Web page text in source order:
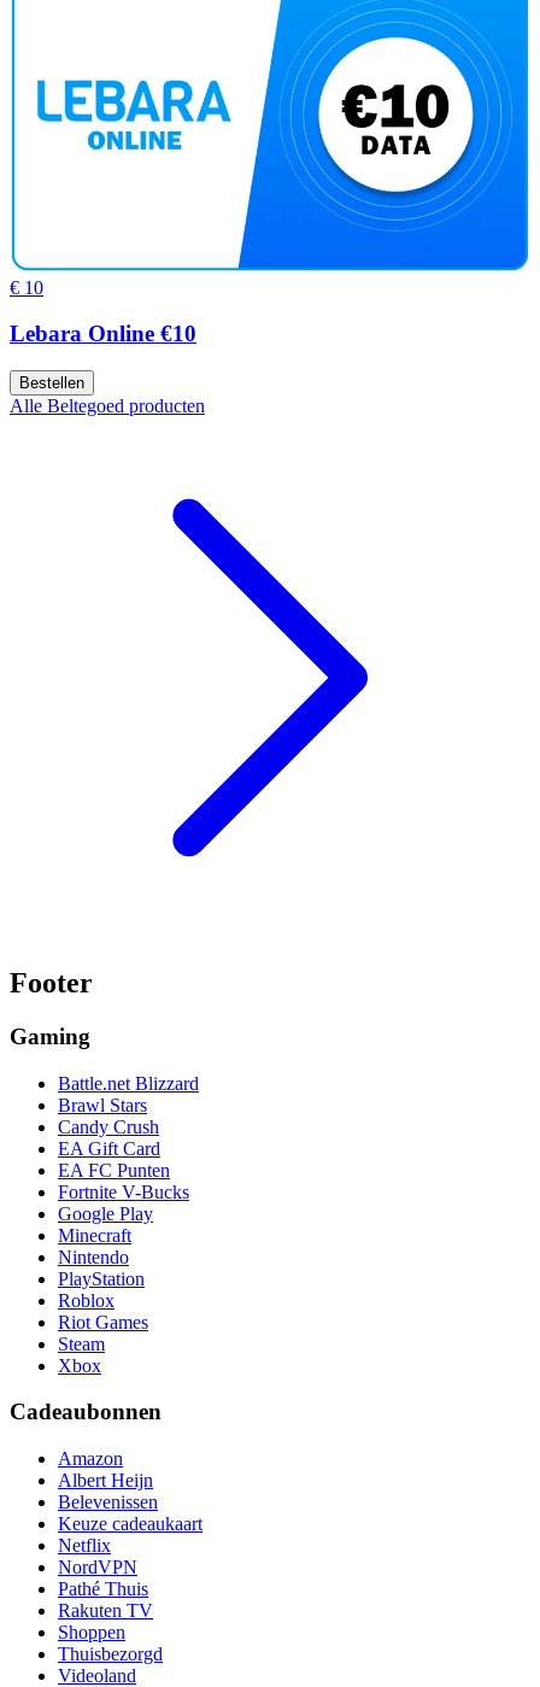
€ 10
Lebara Online €10
Bestellen
Alle Beltegoed producten
Footer
Gaming
Battle.net Blizzard
Brawl Stars
Candy Crush
EA Gift Card
EA FC Punten
Fortnite V-Bucks
Google Play
Minecraft
Nintendo
PlayStation
Roblox
Riot Games
Steam
Xbox
Cadeaubonnen
Amazon
Albert Heijn
Belevenissen
Keuze cadeaukaart
Netflix
NordVPN
Pathé Thuis
Rakuten TV
Shoppen
Thuisbezorgd
Videoland